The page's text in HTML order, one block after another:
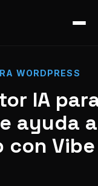
WORDPRESS
IA
ayuda a
Vibe